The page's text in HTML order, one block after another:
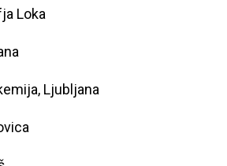
Loka
Ljubljana